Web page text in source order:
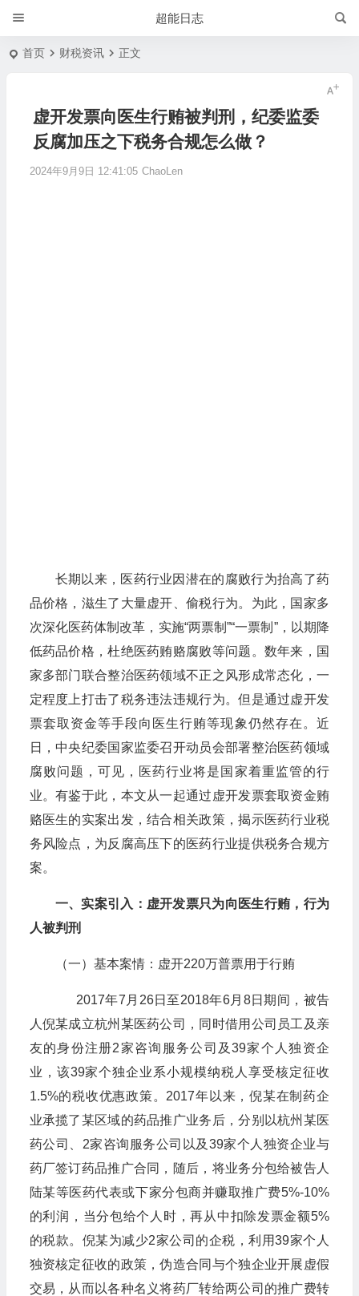
超能日志
首页 财税资讯 正文
虚开发票向医生行贿被判刑，纪委监委
反腐加压之下税务合规怎么做？
2024年9月9日 12:41:05 ChaoLen
长期以来，医药行业因潜在的腐败行为抬高了药
品价格，滋生了大量虚开、偷税行为。为此，国家多
次深化医药体制改革，实施“两票制”“一票制”，以期降
低药品价格，杜绝医药贿赂腐败等问题。数年来，国
家多部门联合整治医药领域不正之风形成常态化，一
定程度上打击了税务违法违规行为。但是通过虚开发
票套取资金等手段向医生行贿等现象仍然存在。近
日，中央纪委国家监委召开动员会部署整治医药领域
腐败问题，可见，医药行业将是国家着重监管的行
业。有鉴于此，本文从一起通过虚开发票套取资金贿
赂医生的实案出发，结合相关政策，揭示医药行业税
务风险点，为反腐高压下的医药行业提供税务合规方
案。
一、实案引入：虚开发票只为向医生行贿，行为
人被判刑
（一）基本案情：虚开220万普票用于行贿
2017年7月26日至2018年6月8日期间，被告
人倪某成立杭州某医药公司，同时借用公司员工及亲
友的身份注册2家咨询服务公司及39家个人独资企
业，该39家个独企业系小规模纳税人享受核定征收
1.5%的税收优惠政策。2017年以来，倪某在制药企
业承揽了某区域的药品推广业务后，分别以杭州某医
药公司、2家咨询服务公司以及39家个人独资企业与
药厂签订药品推广合同，随后，将业务分包给被告人
陆某等医药代表或下家分包商并赚取推广费5%-10%
的利润，当分包给个人时，再从中扣除发票金额5%
的税款。倪某为减少2家公司的企税，利用39家个人
独资核定征收的政策，伪造合同与个独企业开展虚假
交易，从而以各种名义将药厂转给两公司的推广费转